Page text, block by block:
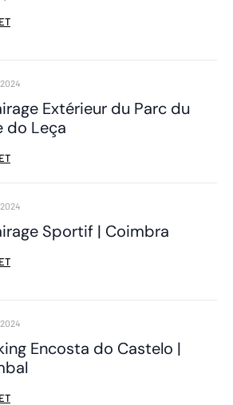
Extérieur du Parc du
do Leça
Sportif | Coimbra
Encosta do Castelo |